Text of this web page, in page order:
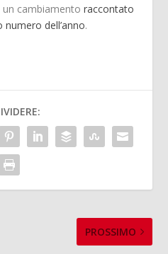
un cambiamentoraccontato
dell’anno.
PROSSIMO